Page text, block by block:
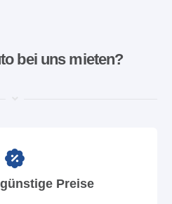
bei uns mieten?
Preise